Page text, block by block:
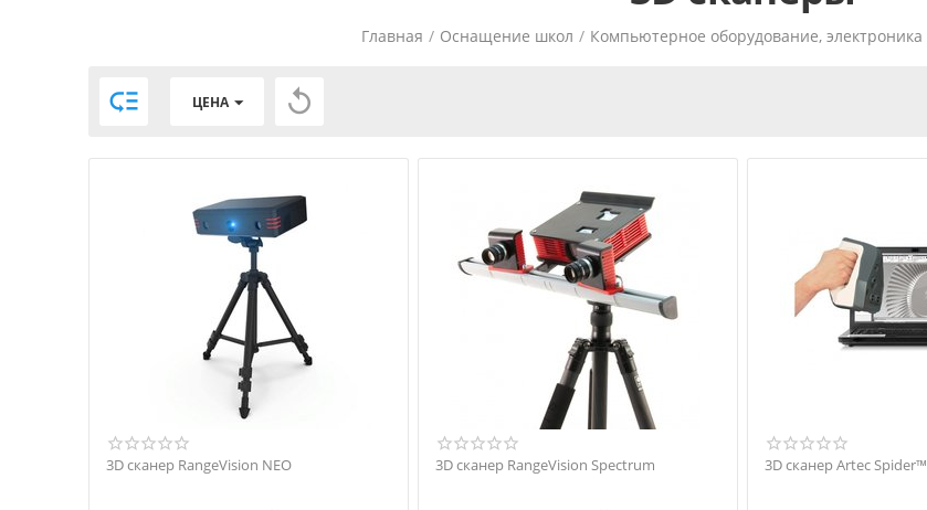
Главная / Оснащение школ / Компьютерное оборудование, электроника
 ЦЕНА 
3D сканер RangeVision NEO 3D сканер RangeVision Spectrum 3D сканер Artec Spider™